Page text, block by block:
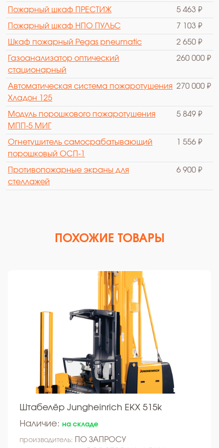
Пожарный шкаф ПРЕСТИЖ 5 463 ₽
Пожарный шкаф НПО ПУЛЬС 7 103 ₽
Шкаф пожарный Pegas pneumatic 2 650 ₽
Газоанализатор оптический
стационарный
260 000 ₽
Автоматическая система пожаротушения
Хладон 125
270 000 ₽
Модуль порошкового пожаротушения
МПП-5 МИГ
5 849 ₽
Огнетушитель самосрабатывающий
порошковый ОСП-1
1 556 ₽
Противопожарные экраны для
стеллажей
6 900 ₽
ПОХОЖИЕ ТОВАРЫ
Штабелёр Jungheinrich EKX 515k
Наличие: на складе
производитель: ПО ЗАПРОСУ